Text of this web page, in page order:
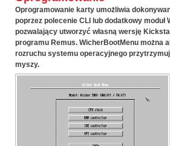
Oprogramowanie karty umożliwia
poprzez polecenie CLI lub dodatkowy moduł
pozwalający utworzyć własną wersję
programu Remus.WicherBootMenu można
rozruchu systemu operacyjnego
myszy.